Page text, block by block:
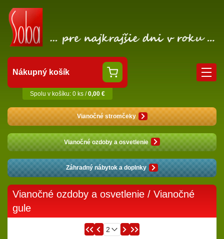
Nákupný košík
Spolu v košíku: 0 ks /0,00 €
Vianočné stromčeky
Vianočné ozdoby a osvetlenie
Záhradný nábytok a doplnky
Vianočné ozdoby a osvetlenie / Vianočné
gule